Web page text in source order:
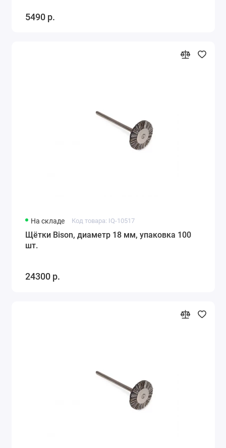
5490 р.
На складе Код товара: IQ-10517
Щётки Bison, диаметр 18 мм, упаковка 100
шт.
24300 р.